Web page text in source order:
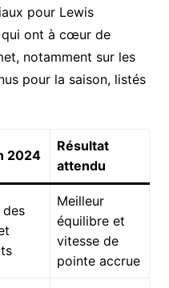
pour Lewis
qui ont à cœur de
notamment sur les
pour la saison, listés
2024
Résultat
attendu
des
Meilleur
équilibre et
vitesse de
pointe accrue